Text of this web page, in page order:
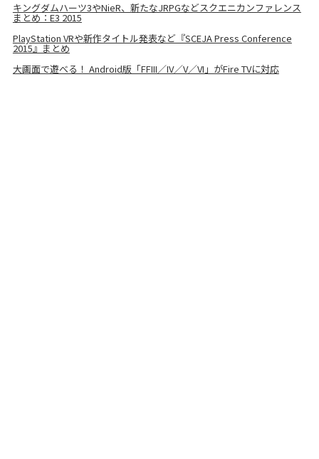
キングダムハーツ3やNieR、新たなJRPGなどスクエニカンファレンス
まとめ：E3 2015
PlayStation VRや新作タイトル発表など『SCEJA Press Conference
2015』まとめ
大画面で遊べる！ Android版「FFIII／IV／V／VI」がFire TVに対応